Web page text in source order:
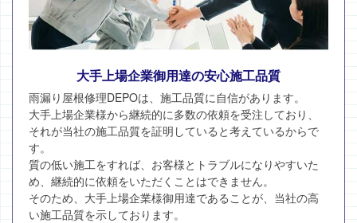
大手上場企業御用達の安心施工品質
雨漏り屋根修理DEPOは、施工品質に自信があります。
大手上場企業様から継続的に多数の依頼を受注しており、
それが当社の施工品質を証明していると考えているからで
す。
質の低い施工をすれば、お客様とトラブルになりやすいた
め、継続的に依頼をいただくことはできません。
そのため、大手上場企業様御用達であることが、当社の高
い施工品質を示しております。